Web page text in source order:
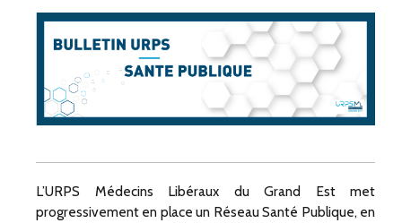
L’URPS Médecins Libéraux du Grand Est met
progressivement en place un Réseau Santé Publique, en